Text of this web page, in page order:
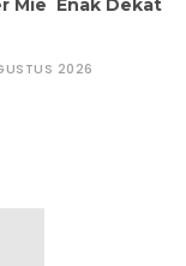
Mie Enak Dekat
2026